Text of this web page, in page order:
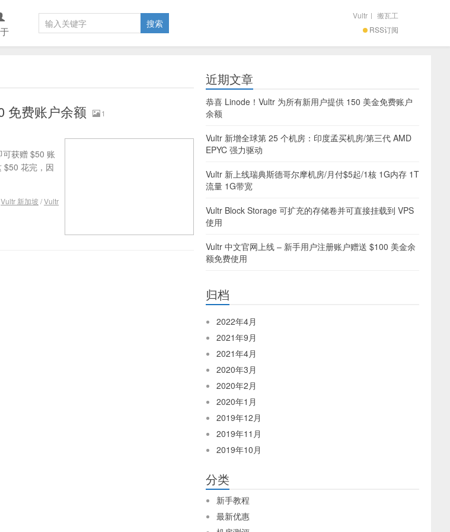
RSS订阅
Vultr | 搬瓦工
免费账户余额
1
获赠 $50 账
$50 花完，因
Vultr 新加坡 /Vultr
近期文章
恭喜 Linode！Vultr 为所有新用户提供 150 美金免费账户
余额
Vultr 新增全球第 25 个机房：印度孟买机房/第三代 AMD
EPYC 强力驱动
Vultr 新上线瑞典斯德哥尔摩机房/月付$5起/1核 1G内存 1T
流量 1G带宽
Vultr Block Storage 可扩充的存储卷并可直接挂载到 VPS
使用
Vultr 中文官网上线 – 新手用户注册账户赠送 $100 美金余
额免费使用
归档
2022年4月
2021年9月
2021年4月
2020年3月
2020年2月
2020年1月
2019年12月
2019年11月
2019年10月
分类
新手教程
最新优惠